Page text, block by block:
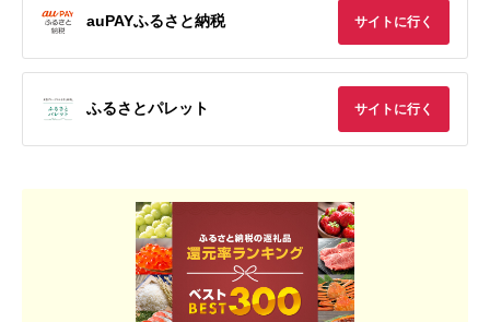
auPAYふるさと納税 サイトに行く
ふるさとパレット サイトに行く